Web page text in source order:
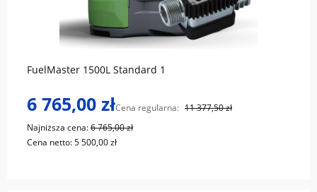
FuelMaster 1500L Standard 1
6 765,00 złCena regularna: 11 377,50 zł
Najniższa cena:6 765,00 zł
Cena netto:5 500,00 zł
do koszyka